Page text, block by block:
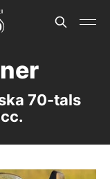
70-tals